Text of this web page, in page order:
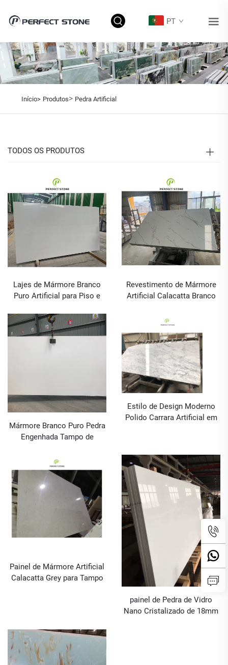
PT
Início> Produtos> Pedra Artificial
TODOS OS PRODUTOS
Lajes de Mármore Branco
Puro Artificial para Piso e
Revestimento de Mármore
Artificial Calacatta Branco
de Cozinha
Mármore Branco Puro Pedra
Engenhada Tampo de
Artificiais Laminados de
Quartzo Nano Quartzo
Estilo de Design Moderno
Polido Carrara Artificial em
Painel de Mármore Artificial
Calacatta Grey para Tampo
painel de Pedra de Vidro
Nano Cristalizado de 18mm